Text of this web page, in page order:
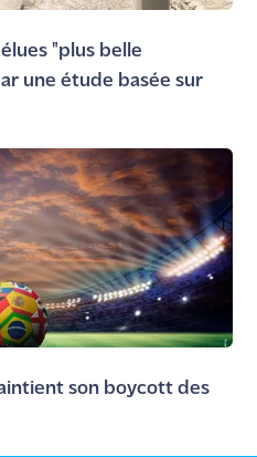
"plus belle
une étude basée sur
son boycott des